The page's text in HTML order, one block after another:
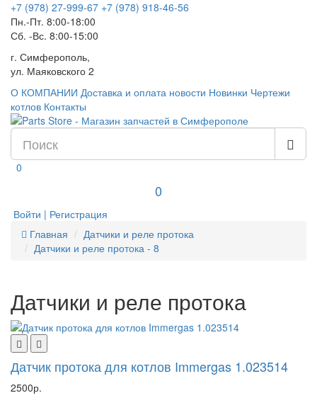
+7 (978) 27-999-67 +7 (978) 918-46-56
Пн.-Пт. 8:00-18:00
Сб. -Вс. 8:00-15:00
г. Симферополь,
ул. Маяковского 2
О КОМПАНИИ Доставка и оплата новости Новинки Чертежи
котлов Контакты
0
0
Войти | Регистрация
Главная
Датчики и реле протока
Датчики и реле протока - 8
Датчики и реле протока
Датчик протока для котлов Immergas 1.023514
2500р.